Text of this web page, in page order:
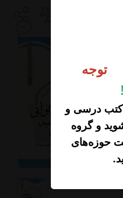
!
کتب درسی و
و گروه
حوزه‌های
.